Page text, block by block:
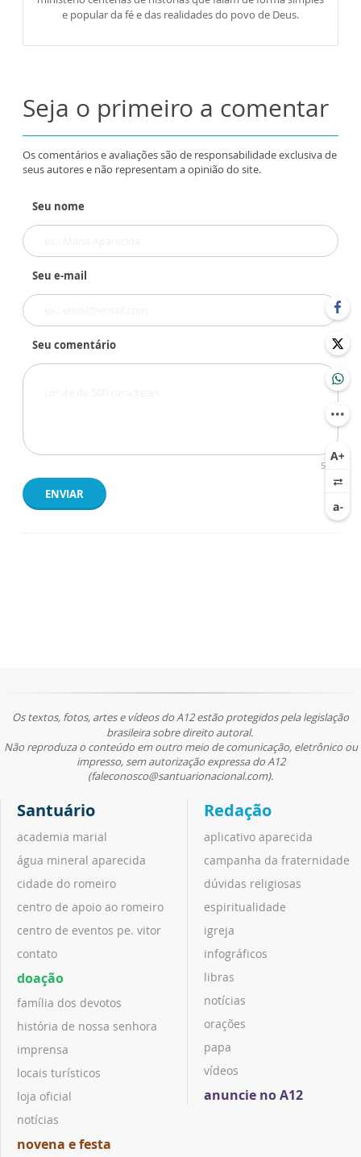
e popular da fé e das realidades do povo de Deus.
Seja o primeiro a comentar
Os comentários e avaliações são de responsabilidade exclusiva de
seus autores e não representam a opinião do site.
Seu nome
Seu e-mail
Seu comentário
500
ENVIAR
Os textos, fotos, artes e vídeos do A12 estão protegidos pela legislação
brasileira sobre direito autoral.
Não reproduza o conteúdo em outro meio de comunicação, eletrônico ou
impresso, sem autorização expressa do A12
(faleconosco@santuarionacional.com).
Santuário
academia marial
água mineral aparecida
cidade do romeiro
centro de apoio ao romeiro
centro de eventos pe. vitor
contato
doação
família dos devotos
história de nossa senhora
imprensa
locais turísticos
loja oficial
notícias
novena e festa
Redação
aplicativo aparecida
campanha da fraternidade
dúvidas religiosas
espiritualidade
igreja
infográficos
libras
notícias
orações
papa
vídeos
anuncie no A12